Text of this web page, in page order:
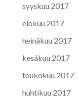
syyskuu 2017
elokuu 2017
heinäkuu 2017
kesäkuu 2017
toukokuu 2017
huhtikuu 2017